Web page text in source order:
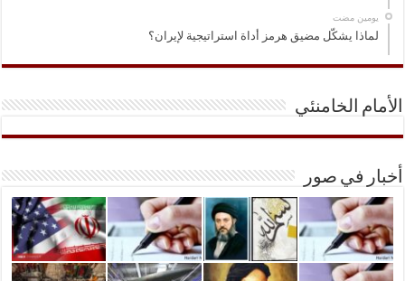
‏يومين مضت
لماذا يشكّل مضيق هرمز أداة استراتيجية لإيران؟
الأمام الخامنئي
أخبار في صور